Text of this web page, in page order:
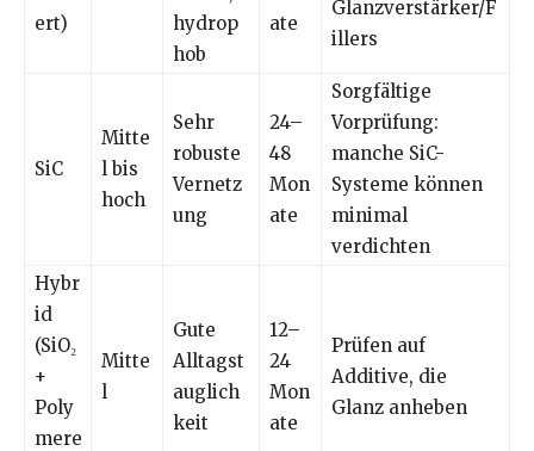
ert)
hydrop
hob
ate
Glanzverstärker/F
illers
SiC
Mitte
l bis
hoch
Sehr
robuste
Vernetz
ung
24–
48
Mon
ate
Sorgfältige
Vorprüfung:
manche SiC-
Systeme können
minimal
verdichten
Hybr
id
(SiO₂
+
Poly
mere
Mitte
l
Gute
Alltagst
auglich
keit
12–
24
Mon
ate
Prüfen auf
Additive, die
Glanz anheben